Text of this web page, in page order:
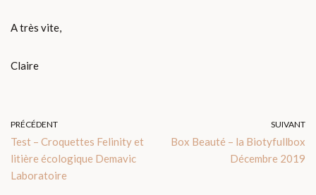
A très vite,
Claire
PRÉCÉDENT
Test – Croquettes Felinity et
litière écologique Demavic
Laboratoire
SUIVANT
Box Beauté – la Biotyfullbox
Décembre 2019